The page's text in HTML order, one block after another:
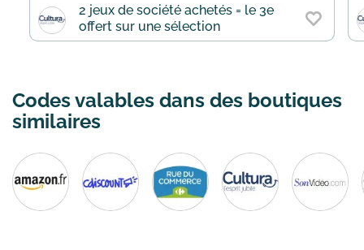
2 jeux de société achetés = le 3e
offert sur une sélection
Codes valables dans des boutiques
similaires